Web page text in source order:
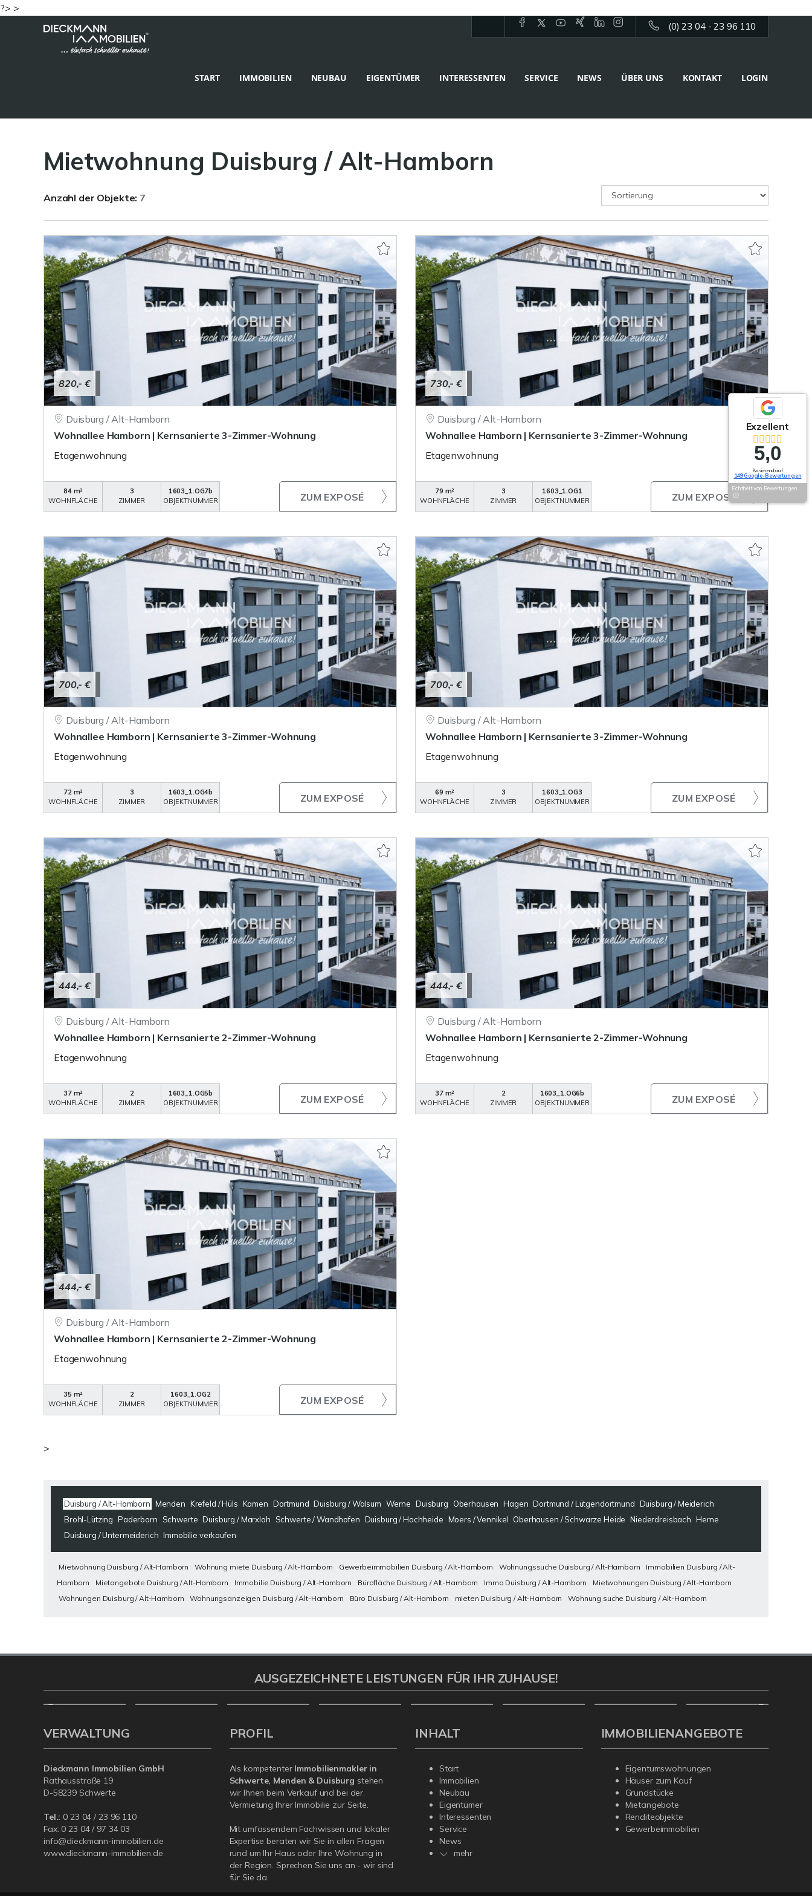
?> >
(0) 23 04 - 23 96 110
START IMMOBILIEN NEUBAU EIGENTÜMER INTERESSENTEN SERVICE NEWS ÜBER UNS KONTAKT LOGIN
Mietwohnung Duisburg / Alt-Hamborn
Anzahl der Objekte: 7
820,- €
Duisburg / Alt-Hamborn
Wohnallee Hamborn | Kernsanierte 3-Zimmer-Wohnung
Etagenwohnung
84 m²
WOHNFLÄCHE
3
ZIMMER
1603_1.OG7b
OBJEKTNUMMER
ZUM EXPOSÉ
730,- €
Duisburg / Alt-Hamborn
Wohnallee Hamborn | Kernsanierte 3-Zimmer-Wohnung
Etagenwohnung
79 m²
WOHNFLÄCHE
3
ZIMMER
1603_1.OG1
OBJEKTNUMMER
ZUM EXPOSÉ
700,- €
Duisburg / Alt-Hamborn
Wohnallee Hamborn | Kernsanierte 3-Zimmer-Wohnung
Etagenwohnung
72 m²
WOHNFLÄCHE
3
ZIMMER
1603_1.OG4b
OBJEKTNUMMER
ZUM EXPOSÉ
700,- €
Duisburg / Alt-Hamborn
Wohnallee Hamborn | Kernsanierte 3-Zimmer-Wohnung
Etagenwohnung
69 m²
WOHNFLÄCHE
3
ZIMMER
1603_1.OG3
OBJEKTNUMMER
ZUM EXPOSÉ
444,- €
Duisburg / Alt-Hamborn
Wohnallee Hamborn | Kernsanierte 2-Zimmer-Wohnung
Etagenwohnung
37 m²
WOHNFLÄCHE
2
ZIMMER
1603_1.OG5b
OBJEKTNUMMER
ZUM EXPOSÉ
444,- €
Duisburg / Alt-Hamborn
Wohnallee Hamborn | Kernsanierte 2-Zimmer-Wohnung
Etagenwohnung
37 m²
WOHNFLÄCHE
2
ZIMMER
1603_1.OG6b
OBJEKTNUMMER
ZUM EXPOSÉ
444,- €
Duisburg / Alt-Hamborn
Wohnallee Hamborn | Kernsanierte 2-Zimmer-Wohnung
Etagenwohnung
35 m²
WOHNFLÄCHE
2
ZIMMER
1603_1.OG2
OBJEKTNUMMER
ZUM EXPOSÉ
>
Duisburg / Alt-Hamborn Menden Krefeld / Hüls Kamen Dortmund Duisburg / Walsum Werne Duisburg Oberhausen Hagen Dortmund / Lütgendortmund Duisburg / Meiderich
Brohl-Lützing Paderborn Schwerte Duisburg / Marxloh Schwerte / Wandhofen Duisburg / Hochheide Moers / Vennikel Oberhausen / Schwarze Heide Niederdreisbach Herne
Duisburg / Untermeiderich Immobilie verkaufen
Mietwohnung Duisburg / Alt-Hamborn Wohnung miete Duisburg / Alt-Hamborn Gewerbeimmobilien Duisburg / Alt-Hamborn Wohnungssuche Duisburg / Alt-Hamborn
Immobilien Duisburg / Alt-
Hamborn
Mietangebote Duisburg / Alt-Hamborn Immobilie Duisburg / Alt-Hamborn Bürofläche Duisburg / Alt-Hamborn Immo Duisburg / Alt-Hamborn
Mietwohnungen Duisburg / Alt-Hamborn
Wohnungen Duisburg / Alt-Hamborn
Wohnungsanzeigen Duisburg / Alt-Hamborn Büro Duisburg / Alt-Hamborn mieten Duisburg / Alt-Hamborn Wohnung suche Duisburg / Alt-Hamborn
Exzellent
5,0
Basierend auf
149 Google-Bewertungen
Echtheit von Bewertungen
AUSGEZEICHNETE LEISTUNGEN FÜR IHR ZUHAUSE!
VERWALTUNG
Dieckmann Immobilien GmbH
Rathausstraße 19
D-58239 Schwerte
Tel.: 0 23 04 / 23 96 110
Fax: 0 23 04 / 97 34 03
info@dieckmann-immobilien.de
www.dieckmann-immobilien.de
PROFIL
Als kompetenter Immobilienmakler in
Schwerte, Menden & Duisburg stehen
wir Ihnen beim Verkauf und bei der
Vermietung Ihrer Immobilie zur Seite.
Mit umfassendem Fachwissen und lokaler
Expertise beraten wir Sie in allen Fragen
rund um Ihr Haus oder Ihre Wohnung in
der Region. Sprechen Sie uns an - wir sind
für Sie da.
INHALT
Start
Immobilien
Neubau
Eigentümer
Interessenten
Service
News
mehr
IMMOBILIENANGEBOTE
Eigentumswohnungen
Häuser zum Kauf
Grundstücke
Mietangebote
Renditeobjekte
Gewerbeimmobilien